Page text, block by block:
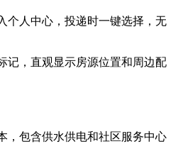
个人中心，投递时一键选择，无
记，直观显示房源位置和周边配
，包含供水供电和社区服务中心